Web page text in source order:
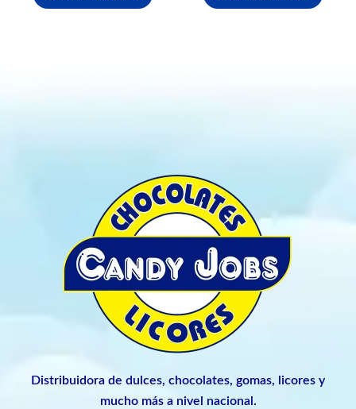
Distribuidora de dulces, chocolates, gomas, licores y
mucho más a nivel nacional.